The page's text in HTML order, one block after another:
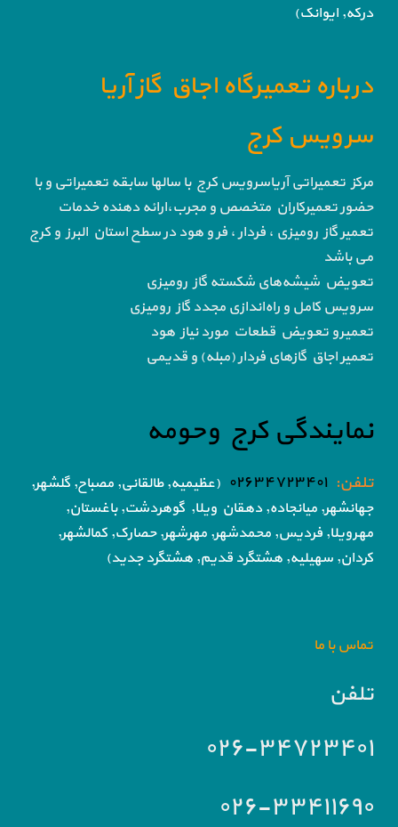
درکه, ایوانک)
درباره تعمیرگاه اجاق گاز آریا
سرویس کرج
مرکز تعمیراتی آریاسرویس کرج با سالها سابقه تعمیراتی و با
حضور تعمیرکاران متخصص و مجرب،ارائه دهنده خدمات
تعمیر گاز رومیزی ، فردار ، فر و هود در سطح استان البرز و کرج
می باشد
تعویض شیشه‌های شکسته گاز رومیزی
سرویس کامل و راه‌اندازی مجدد گاز رومیزی
تعمیرو تعویض قطعات مورد نیاز هود
تعمیر اجاق گاز‌های فردار (مبله) و قدیمی
نمایندگی کرج وحومه
تلفن: ۰۲۶۳۴۷۲۳۴۰۱
(عظیمیه, طالقانی, مصباح, گلشهر,
جهانشهر, میانجاده, دهقان ویلا, گوهردشت, باغستان,
مهرویلا, فردیس, محمدشهر, مهرشهر, حصارک, کمالشهر,
کردان, سهیلیه, هشتگرد قدیم, هشتگرد جدید)
تماس با ما
تلفن
۰۲۶-۳۴۷۲۳۴۰۱
۰۲۶-۳۳۴۱۱۶۹۰